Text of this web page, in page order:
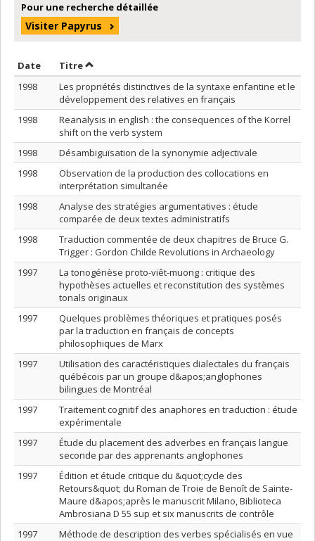
Pour une recherche détaillée
Visiter Papyrus
Date Trier par date en ordre croissant
TitreTrier par titre en ordre croissant
1998
Les propriétés distinctives de la syntaxe enfantine et le
développement des relatives en français
1998
Reanalysis in english : the consequences of the Korrel
shift on the verb system
1998
Désambiguïsation de la synonymie adjectivale
1998
Observation de la production des collocations en
interprétation simultanée
1998
Analyse des stratégies argumentatives : étude
comparée de deux textes administratifs
1998
Traduction commentée de deux chapitres de Bruce G.
Trigger : Gordon Childe Revolutions in Archaeology
1997
La tonogénèse proto-viêt-muong : critique des
hypothèses actuelles et reconstitution des systèmes
tonals originaux
1997
Quelques problèmes théoriques et pratiques posés
par la traduction en français de concepts
philosophiques de Marx
1997
Utilisation des caractéristiques dialectales du français
québécois par un groupe d&apos;anglophones
bilingues de Montréal
1997
Traitement cognitif des anaphores en traduction : étude
expérimentale
1997
Étude du placement des adverbes en français langue
seconde par des apprenants anglophones
1997
Édition et étude critique du &quot;cycle des
Retours&quot; du Roman de Troie de Benoît de Sainte-
Maure d&apos;après le manuscrit Milano, Biblioteca
Ambrosiana D 55 sup et six manuscrits de contrôle
1997
Méthode de description des verbes spécialisés en vue